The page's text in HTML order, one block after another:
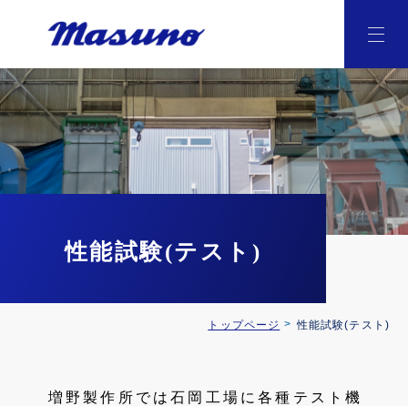
性能試験(テスト)
トップページ 性能試験(テスト)
増野製作所では石岡工場に各種テスト機